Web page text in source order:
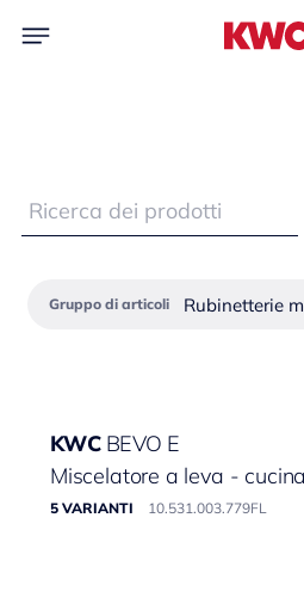
Gruppo di articoli Rubinetterie
KWC BEVO E
Miscelatore a leva - cucina
5 VARIANTI 10.531.003.779FL